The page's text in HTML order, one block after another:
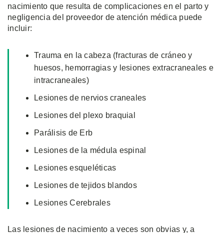
nacimiento que resulta de complicaciones en el parto y
negligencia del proveedor de atención médica puede
incluir:
Trauma en la cabeza (fracturas de cráneo y
huesos, hemorragias y lesiones extracraneales e
intracraneales)
Lesiones de nervios craneales
Lesiones del plexo braquial
Parálisis de Erb
Lesiones de la médula espinal
Lesiones esqueléticas
Lesiones de tejidos blandos
Lesiones Cerebrales
Las lesiones de nacimiento a veces son obvias y, a